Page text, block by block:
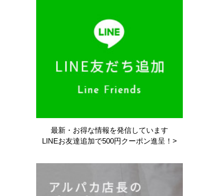
最新・お得な情報を発信しています
LINEお友達追加で500円クーポン進呈！>